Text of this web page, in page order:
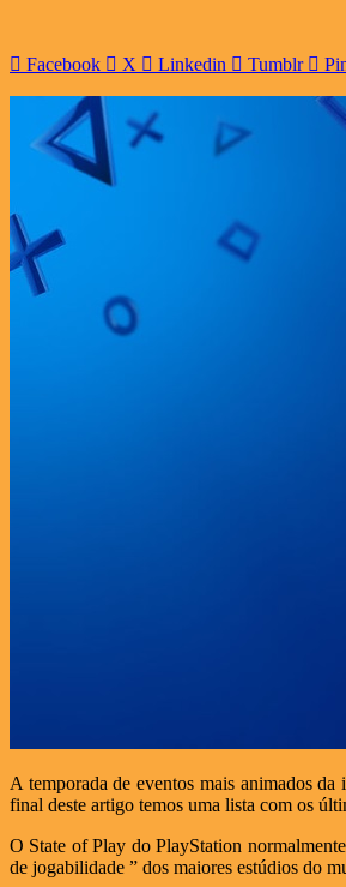
Facebook X Linkedin Tumblr
A temporada de eventos mais animados
final deste artigo temos uma lista com os
O State of Play do PlayStation
de jogabilidade ” dos maiores estúdios do